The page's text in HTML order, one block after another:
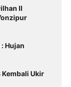
II
Hujan
Kembali Ukir